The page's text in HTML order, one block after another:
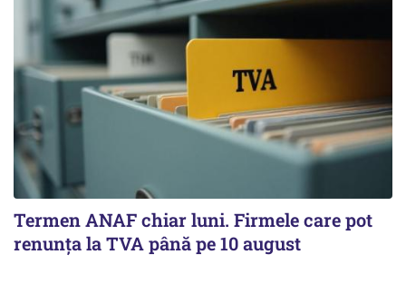
Termen ANAF chiar luni. Firmele care pot
renunța la TVA până pe 10 august